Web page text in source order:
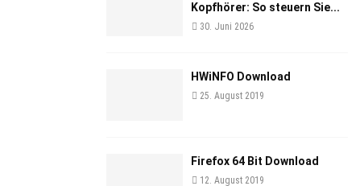
Kopfhörer: So steuern Sie...
30. Juni 2026
HWiNFO Download
25. August 2019
Firefox 64 Bit Download
12. August 2019